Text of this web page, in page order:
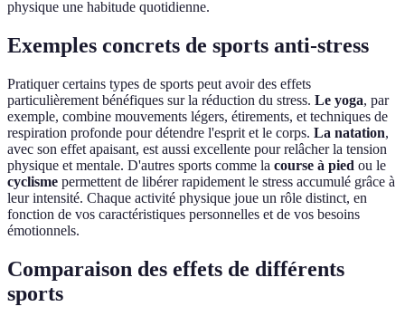
physique une habitude quotidienne.
Exemples concrets de sports anti-stress
Pratiquer certains types de sports peut avoir des effets
particulièrement bénéfiques sur la réduction du stress. Le yoga, par
exemple, combine mouvements légers, étirements, et techniques de
respiration profonde pour détendre l'esprit et le corps. La natation,
avec son effet apaisant, est aussi excellente pour relâcher la tension
physique et mentale. D'autres sports comme la course à pied ou le
cyclisme permettent de libérer rapidement le stress accumulé grâce à
leur intensité. Chaque activité physique joue un rôle distinct, en
fonction de vos caractéristiques personnelles et de vos besoins
émotionnels.
Comparaison des effets de différents
sports